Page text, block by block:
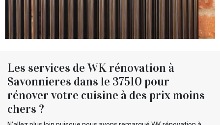
Les services de WK rénovation à
Savonnieres dans le 37510 pour
rénover votre cuisine à des prix moins
chers ?